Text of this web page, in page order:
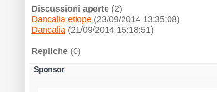
Discussioni aperte (2)
Dancalia etiope (23/09/2014 13:35:08)
Dancalia (21/09/2014 15:18:51)
Repliche (0)
Sponsor